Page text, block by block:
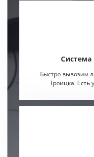
Быстро вывозим
Троицка. Есть